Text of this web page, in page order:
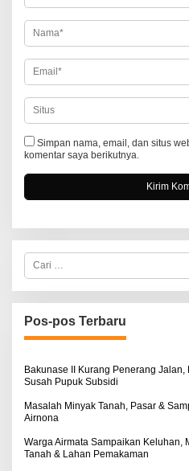
o
s
Simpan nama, email, dan situs
komentar saya berikutnya.
C
r
i
u
n
u
:
Pos-pos Terbaru
Bakunase II Kurang Penerang
Susah Pupuk Subsidi
Masalah Minyak Tanah, Pasar &
Airnona
Warga Airmata Sampaikan Keluhan,
Tanah & Lahan Pemakaman